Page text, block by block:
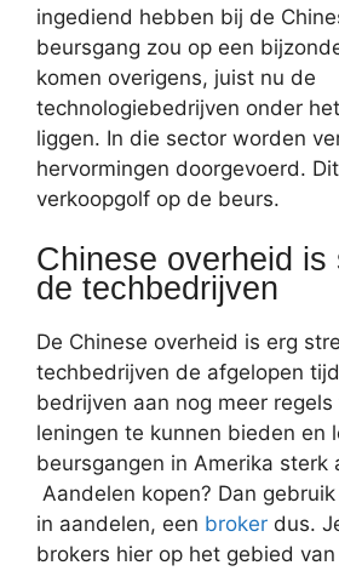
ingediend hebben bij de
beursgang zou op een
komen overigens, juist nu de
technologiebedrijven onder
liggen. In die sector worden
hervormingen doorgevoerd.
verkoopgolf op de beurs.
Chinese overheid is
de techbedrijven
De Chinese overheid is erg
techbedrijven de afgelopen
bedrijven aan nog meer
leningen te kunnen bieden en
beursgangen in Amerika sterk
Aandelen kopen? Dan
in aandelen, een broker dus.
brokers hier op het gebied